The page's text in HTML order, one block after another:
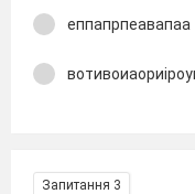
еппапрпеавапаа
Запитання 3